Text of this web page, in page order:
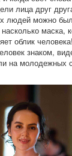
лица друг
людей можно
маска,
облик
знаком,
на молодежных